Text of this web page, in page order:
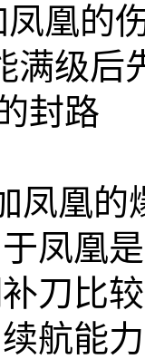
凰的
满级后
封路
凤凰
凤凰
刀比
航能